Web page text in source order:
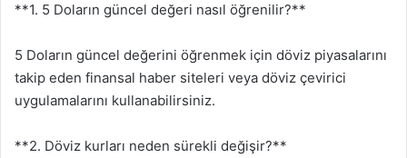
**1. 5 Doların güncel değeri nasıl öğrenilir?**
5 Doların güncel değerini öğrenmek için döviz piyasalarını
takip eden finansal haber siteleri veya döviz çevirici
uygulamalarını kullanabilirsiniz.
**2. Döviz kurları neden sürekli değişir?**